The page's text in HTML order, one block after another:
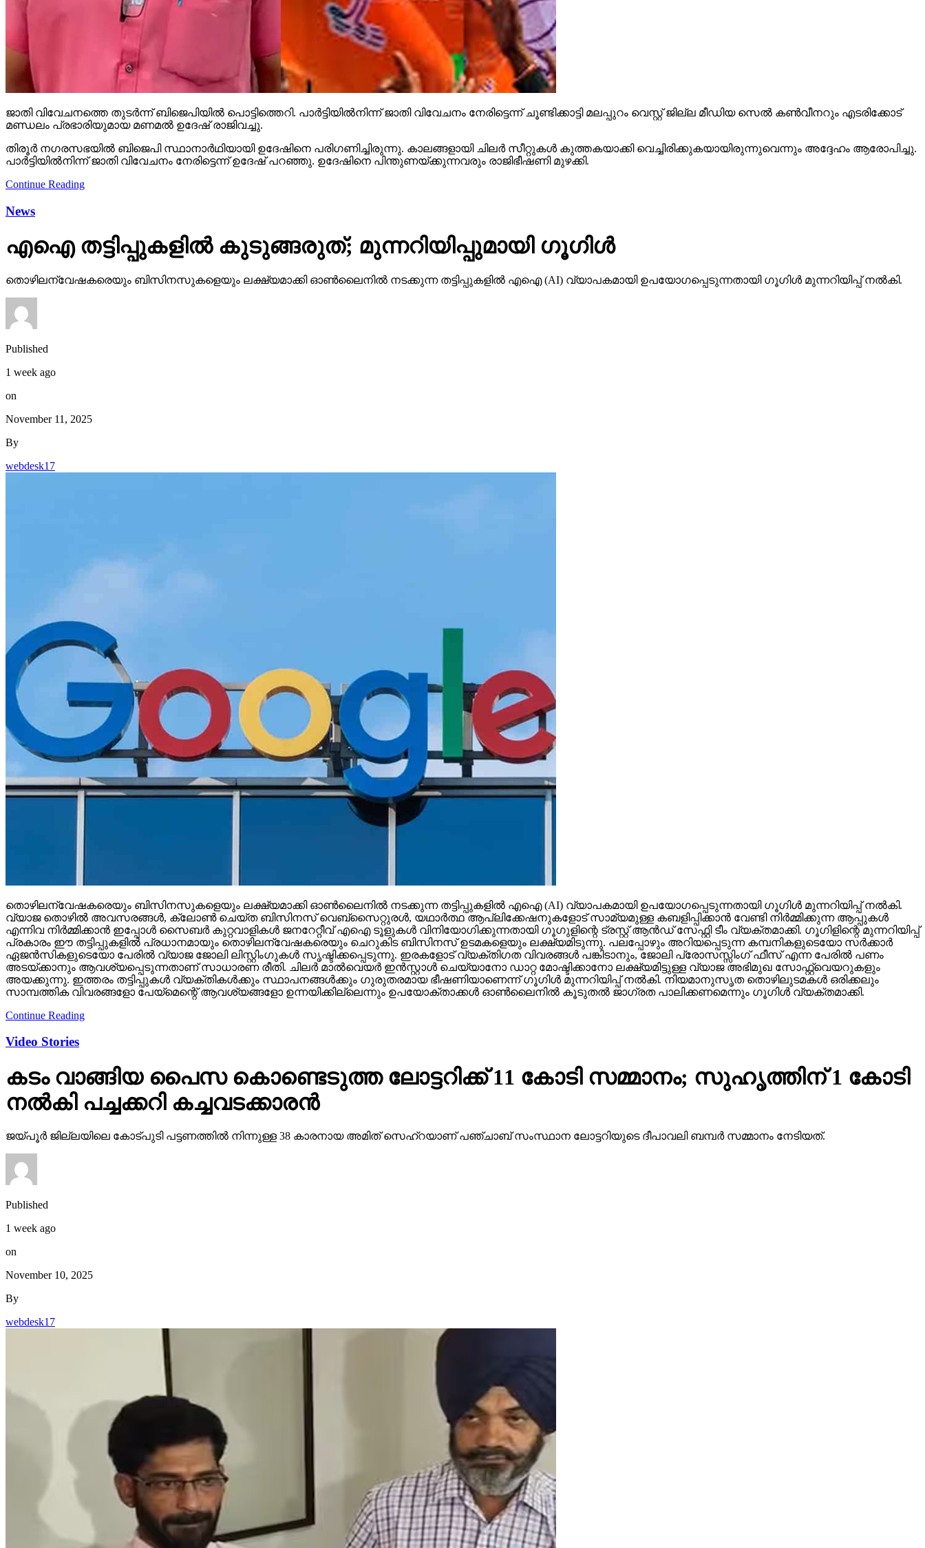
ജാതി വിവേചനത്തെ തുടര്‍ന്ന് ബിജെപിയില്‍ പൊട്ടിത്തെറി. പാര്‍ട്ടിയില്‍നിന്ന് ജാതി വിവേചനം നേരിട്ടെന്ന് ചൂണ്ടിക്കാട്ടി മലപ്പുറം വെസ്റ്റ് ജില്ല മീഡിയ സെല്‍ കണ്‍വീനറും എടരിക്കോട്
മണ്ഡലം പ്രഭാരിയുമായ മണമല്‍ ഉദേഷ് രാജിവച്ചു.
തിരൂര്‍ നഗരസഭയില്‍ ബിജെപി സ്ഥാനാര്‍ഥിയായി ഉദേഷിനെ പരിഗണിച്ചിരുന്നു. കാലങ്ങളായി ചിലര്‍ സീറ്റുകള്‍ കുത്തകയാക്കി വെച്ചിരിക്കുകയായിരുന്നുവെന്നും അദ്ദേഹം ആരോപിച്ചു.
പാര്‍ട്ടിയില്‍നിന്ന് ജാതി വിവേചനം നേരിട്ടെന്ന് ഉദേഷ് പറഞ്ഞു. ഉദേഷിനെ പിന്തുണയ്ക്കുന്നവരും രാജിഭീഷണി മുഴക്കി.
Continue Reading
News
എഐ തട്ടിപ്പുകളില്‍ കുടുങ്ങരുത്; മുന്നറിയിപ്പുമായി ഗൂഗിള്‍
തൊഴിലന്വേഷകരെയും ബിസിനസുകളെയും ലക്ഷ്യമാക്കി ഓണ്‍ലൈനില്‍ നടക്കുന്ന തട്ടിപ്പുകളില്‍ എഐ (AI) വ്യാപകമായി ഉപയോഗപ്പെടുന്നതായി ഗൂഗിള്‍ മുന്നറിയിപ്പ് നല്‍കി.
Published
1 week ago
on
November 11, 2025
By
webdesk17
തൊഴിലന്വേഷകരെയും ബിസിനസുകളെയും ലക്ഷ്യമാക്കി ഓണ്‍ലൈനില്‍ നടക്കുന്ന തട്ടിപ്പുകളില്‍ എഐ (AI) വ്യാപകമായി ഉപയോഗപ്പെടുന്നതായി ഗൂഗിള്‍ മുന്നറിയിപ്പ് നല്‍കി.
വ്യാജ തൊഴില്‍ അവസരങ്ങള്‍, ക്ലോണ്‍ ചെയ്ത ബിസിനസ് വെബ്‌സൈറ്റുരള്‍, യഥാര്‍ത്ഥ ആപ്ലിക്കേഷനുകളോട് സാമ്യമുള്ള കബളിപ്പിക്കാന്‍ വേണ്ടി നിര്‍മ്മിക്കുന്ന ആപ്പുകള്‍
എന്നിവ നിര്‍മ്മിക്കാന്‍ ഇപ്പോള്‍ സൈബര്‍ കുറ്റവാളികള്‍ ജനറേറ്റീവ് എഐ ടൂളുകള്‍ വിനിയോഗിക്കുന്നതായി ഗൂഗുളിന്റെ ട്രസ്റ്റ് ആന്‍ഡ് സേഫ്റ്റി ടീം വ്യക്തമാക്കി. ഗൂഗിളിന്റെ മുന്നറിയിപ്പ്
പ്രകാരം ഈ തട്ടിപ്പുകളില്‍ പ്രധാനമായും തൊഴിലന്വേഷകരെയും ചെറുകിട ബിസിനസ് ഉടമകളെയും ലക്ഷ്യമിടുന്നു. പലപ്പോഴും അറിയപ്പെടുന്ന കമ്പനികളുടെയോ സര്‍ക്കാര്‍
ഏജന്‍സികളുടെയോ പേരില്‍ വ്യാജ ജോലി ലിസ്റ്റിംഗുകള്‍ സൃഷ്ടിക്കപ്പെടുന്നു. ഇരകളോട് വ്യക്തിഗത വിവരങ്ങള്‍ പങ്കിടാനും, ജോലി പ്രോസസ്സിംഗ് ഫീസ് എന്ന പേരില്‍ പണം
അടയ്ക്കാനും ആവശ്യപ്പെടുന്നതാണ് സാധാരണ രീതി. ചിലര്‍ മാല്‍വെയര്‍ ഇന്‍സ്റ്റാള്‍ ചെയ്യാനോ ഡാറ്റ മോഷ്ടിക്കാനോ ലക്ഷ്യമിട്ടുള്ള വ്യാജ അഭിമുഖ സോഫ്റ്റ്‌വെയറുകളും
അയക്കുന്നു. ഇത്തരം തട്ടിപ്പുകള്‍ വ്യക്തികള്‍ക്കും സ്ഥാപനങ്ങള്‍ക്കും ഗുരുതരമായ ഭീഷണിയാണെന്ന് ഗൂഗിള്‍ മുന്നറിയിപ്പ് നല്‍കി. നിയമാനുസൃത തൊഴിലുടമകള്‍ ഒരിക്കലും
സാമ്പത്തിക വിവരങ്ങളോ പേയ്‌മെന്റെ് ആവശ്യങ്ങളോ ഉന്നയിക്കില്ലെന്നും ഉപയോക്താക്കള്‍ ഓണ്‍ലൈനില്‍ കൂടുതല്‍ ജാഗ്രത പാലിക്കണമെന്നും ഗൂഗിള്‍ വ്യക്തമാക്കി.
Continue Reading
Video Stories
കടം വാങ്ങിയ പൈസ കൊണ്ടെടുത്ത ലോട്ടറിക്ക് 11 കോടി സമ്മാനം; സുഹൃത്തിന് 1 കോടി
നല്‍കി പച്ചക്കറി കച്ചവടക്കാരന്‍
ജയ്പൂര്‍ ജില്ലയിലെ കോട്പുടി പട്ടണത്തില്‍ നിന്നുള്ള 38 കാരനായ അമിത് സെഹ്‌റയാണ് പഞ്ചാബ് സംസ്ഥാന ലോട്ടറിയുടെ ദീപാവലി ബമ്പര്‍ സമ്മാനം നേടിയത്.
Published
1 week ago
on
November 10, 2025
By
webdesk17